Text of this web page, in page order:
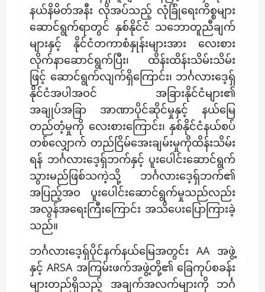
နယ်နိမိတ်အနီး လိုအပ်သည့် လုံခြုံရေးကိစ္စများ
ဆောင်ရွက်ရာတွင် နှစ်နိုင်ငံ သဘောတူညီချက်
များနှင့် နိုင်ငံတကာစံနှုန်းများအား လေးစား
လိုက်နာဆောင်ရွက်ပြီး၊ ထိန်းထိန်းသိမ်းသိမ်း
ဖြင့် ဆောင်ရွက်လျက်ရှိကြောင်း၊ ဘင်္ဂလားဒေ့ရှ်
နိုင်ငံအပါအဝင် အခြားနိုင်ငံများ၏
အချုပ်အခြာ အာဏာပိုင်ဆိုင်မှုနှင့် နယ်မြေ
တည်တံ့မှုကို လေးစားကြောင်း၊ နှစ်နိုင်ငံနယ်စပ်
တစ်လျှောက် တည်ငြိမ်အေးချမ်းမှုကိုထိန်းသိမ်း
ရန် ဘင်္ဂလားဒေ့ရှ်ဘက်နှင့် ပူးပေါင်းဆောင်ရွက်
သွားမည်ဖြစ်သကဲ့သို့ ဘင်္ဂလားဒေ့ရှ်ဘက်၏
အပြည့်အဝ ပူးပေါင်းဆောင်ရွက်မှုသည်လည်း
အလွန်အရေးကြီးကြောင်း အသိပေးပြောကြားခဲ့
သည်။
ဘင်္ဂလားဒေ့ရှ်ပိုင်နက်နယ်မြေအတွင်း AA အဖွဲ့
နှင့် ARSA အကြမ်းဖက်အဖွဲ့တို့၏ ခြေကုပ်စခန်း
များတည်ရှိသည့် အချက်အလက်များကို ဘင်္ဂ